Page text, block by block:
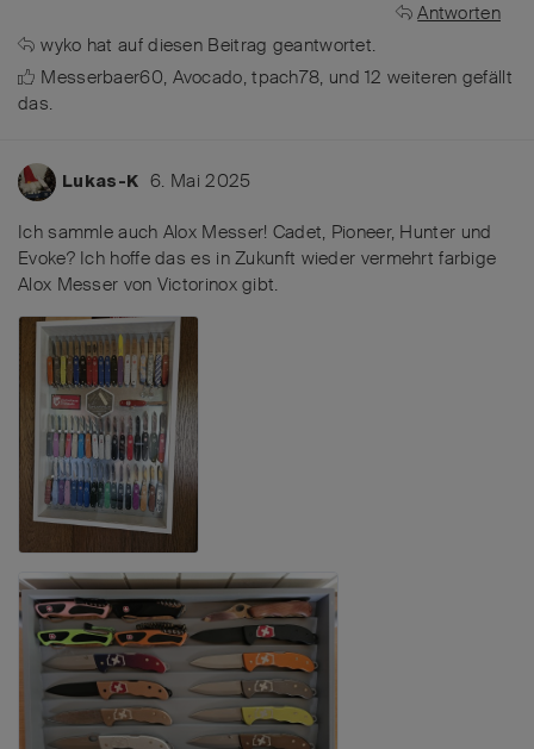
Antworten
wyko hat auf diesen Beitrag geantwortet.
Messerbaer60, Avocado,tpach78, und12 weiteren gefällt
das.
Lukas-K 6. Mai 2025
Ich sammle auch Alox Messer! Cadet, Pioneer, Hunter und
Evoke? Ich hoffe das es in Zukunft wieder vermehrt farbige
Alox Messer von Victorinox gibt.